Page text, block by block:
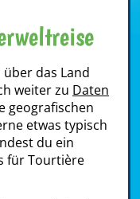
das Land
weiter zu Daten
geografischen
etwas typisch
du ein
für Tourtière